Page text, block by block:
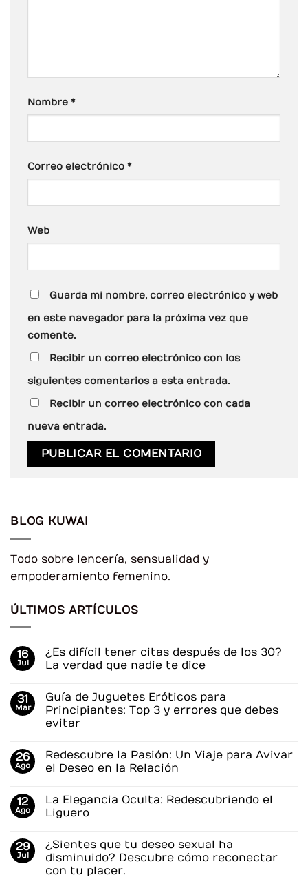
Nombre *
Correo electrónico *
Web
Guarda mi nombre, correo electrónico y web
en este navegador para la próxima vez que
comente.
Recibir un correo electrónico con los
siguientes comentarios a esta entrada.
Recibir un correo electrónico con cada
nueva entrada.
BLOG KUWAI
Todo sobre lencería, sensualidad y
empoderamiento femenino.
ÚLTIMOS ARTÍCULOS
16
Jul
¿Es difícil tener citas después de los 30?
La verdad que nadie te dice
comentarios
en
¿Es
difícil
después
de
los
verdad
que
nadie
31
Mar
Guía de Juguetes Eróticos para
Principiantes: Top 3 y errores que debes
evitar
comentarios
en
Guía
Eróticos
para
Principiantes:
y
errores
que
debes
26
Ago
Redescubre la Pasión: Un Viaje para Avivar
el Deseo en la Relación
comentarios
en
Redescubre
Un
Viaje
para
Avivar
12
Ago
La Elegancia Oculta: Redescubriendo el
Liguero
comentarios
en
La
Elegancia
29
Jul
¿Sientes que tu deseo sexual ha
disminuido? Descubre cómo reconectar
con tu placer.